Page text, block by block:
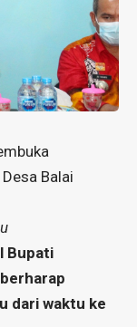
Balai
Bupati
dari waktu ke